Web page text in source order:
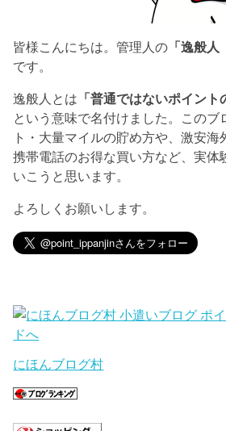
皆様こんにちは。管理人の 「逸般人
です。
逸般人とは 「普通ではないポイント
という意味で名付けました。このブ
ト・大量マイルの貯め方や、激安海
携帯電話のお得な買い方など、実体
いこうと思います。
よろしくお願いします。
にほんブログ村